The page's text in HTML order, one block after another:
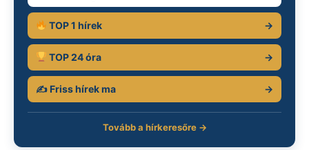
TOP 1 hírek →
TOP 24 óra →
✍️ Friss hírek ma →
Tovább a hírkeresőre →